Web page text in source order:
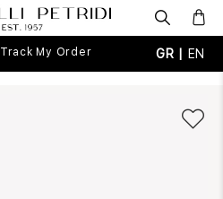
Track My Order GR | EN